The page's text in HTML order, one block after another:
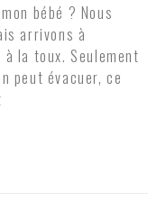
bébé ? Nous
arrivons à
la toux. Seulement
peut évacuer, ce